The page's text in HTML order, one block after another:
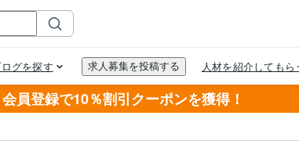
会員登録で10％割引クーポンを獲得！